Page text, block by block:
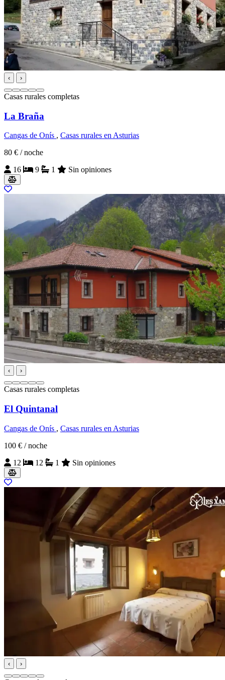
‹ ›
Casas rurales completas
La Braña
Cangas de Onís , Casas rurales en Asturias
80 € / noche
16
9 1 Sin opiniones
‹ ›
Casas rurales completas
El Quintanal
Cangas de Onís , Casas rurales en Asturias
100 € / noche
12
12 1 Sin opiniones
‹ ›